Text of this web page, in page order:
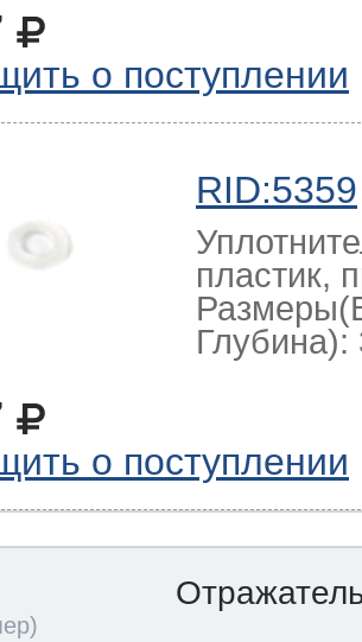
о поступлении
RID:5359
пластик,
Глубина):
о поступлении